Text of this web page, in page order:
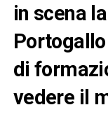
in scena
di
vedere il